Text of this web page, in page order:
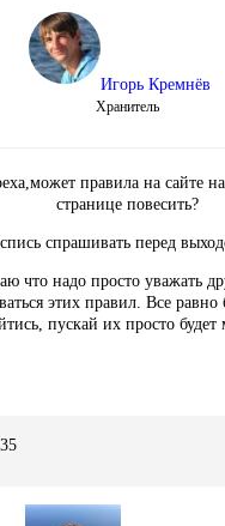
Игорь Кремнёв
Хранитель
правила на сайте
странице повесить?
спрашивать перед
что надо просто уважать
этих правил. Все
пускай их просто будет